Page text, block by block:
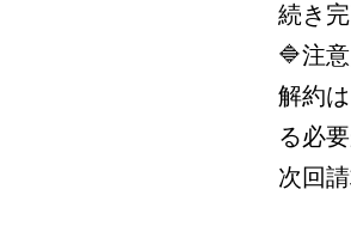
続き完
🔷注
解約
る必
次回